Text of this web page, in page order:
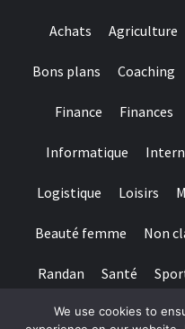
Achats Agriculture
Bons plans Coaching
Finance Finances
Informatique
Logistique Loisirs
Beauté femme Non
Randan Santé
Tourisme Transports
We use cookies to